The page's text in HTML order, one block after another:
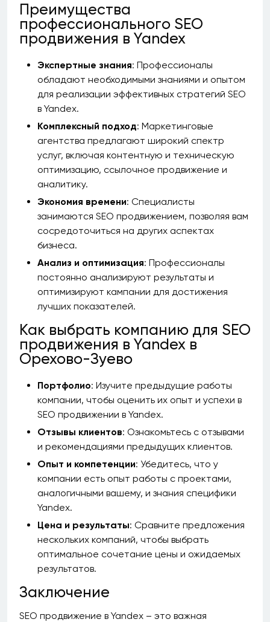
Преимущества
профессионального SEO
продвижения в Yandex
Экспертные знания: Профессионалы
обладают необходимыми знаниями и опытом
для реализации эффективных стратегий SEO
в Yandex.
Комплексный подход: Маркетинговые
агентства предлагают широкий спектр
услуг, включая контентную и техническую
оптимизацию, ссылочное продвижение и
аналитику.
Экономия времени: Специалисты
занимаются SEO продвижением, позволяя вам
сосредоточиться на других аспектах
бизнеса.
Анализ и оптимизация: Профессионалы
постоянно анализируют результаты и
оптимизируют кампании для достижения
лучших показателей.
Как выбрать компанию для SEO
продвижения в Yandex в
Орехово-Зуево
Портфолио: Изучите предыдущие работы
компании, чтобы оценить их опыт и успехи в
SEO продвижении в Yandex.
Отзывы клиентов: Ознакомьтесь с отзывами
и рекомендациями предыдущих клиентов.
Опыт и компетенции: Убедитесь, что у
компании есть опыт работы с проектами,
аналогичными вашему, и знания специфики
Yandex.
Цена и результаты: Сравните предложения
нескольких компаний, чтобы выбрать
оптимальное сочетание цены и ожидаемых
результатов.
Заключение
SEO продвижение в Yandex – это важная